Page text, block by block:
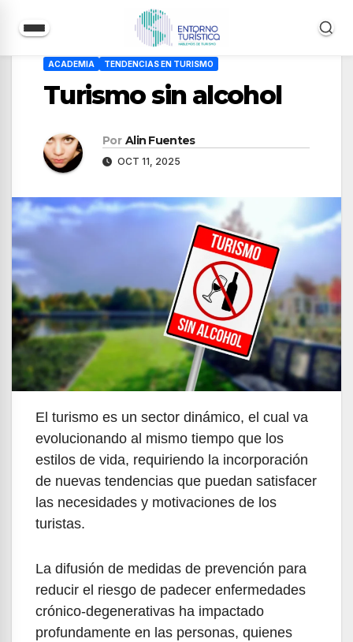
ACADEMIA TENDENCIAS EN TURISMO
Turismo sin alcohol
Por Alin Fuentes
OCT 11, 2025
El turismo es un sector dinámico, el cual va
evolucionando al mismo tiempo que los
estilos de vida, requiriendo la incorporación
de nuevas tendencias que puedan satisfacer
las necesidades y motivaciones de los
turistas.
La difusión de medidas de prevención para
reducir el riesgo de padecer enfermedades
crónico-degenerativas ha impactado
profundamente en las personas, quienes